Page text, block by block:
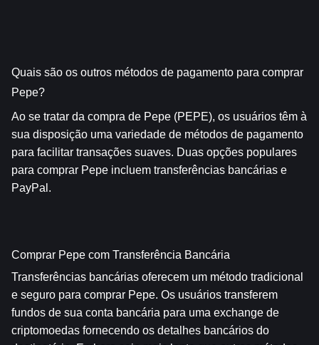
Quais são os outros métodos de pagamento para comprar
Pepe?
Ao se tratar da compra de Pepe (PEPE), os usuários têm à
sua disposição uma variedade de métodos de pagamento
para facilitar transações suaves. Duas opções populares
para comprar Pepe incluem transferências bancárias e
PayPal.
Comprar Pepe com Transferência Bancária
Transferências bancárias oferecem um método tradicional
e seguro para comprar Pepe. Os usuários transferem
fundos de sua conta bancária para uma exchange de
criptomoedas fornecendo os detalhes bancários do